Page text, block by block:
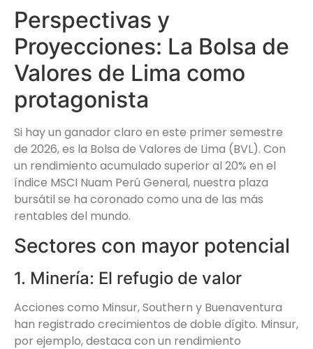
Perspectivas y
Proyecciones: La Bolsa de
Valores de Lima como
protagonista
Si hay un ganador claro en este primer semestre
de 2026, es la Bolsa de Valores de Lima (BVL). Con
un rendimiento acumulado superior al 20% en el
índice MSCI Nuam Perú General, nuestra plaza
bursátil se ha coronado como una de las más
rentables del mundo.
Sectores con mayor potencial
1. Minería: El refugio de valor
Acciones como Minsur, Southern y Buenaventura
han registrado crecimientos de doble dígito. Minsur,
por ejemplo, destaca con un rendimiento